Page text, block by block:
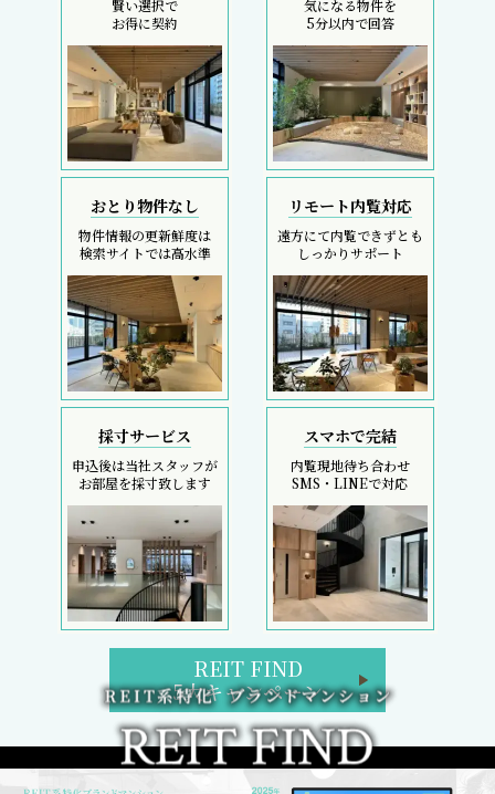
賢い選択で
お得に契約
気になる物件を
5分以内で回答
おとり物件なし
物件情報の更新鮮度は
検索サイトでは高水準
リモート内覧対応
遠方にて内覧できずとも
しっかりサポート
採寸サービス
申込後は当社スタッフが
お部屋を採寸致します
スマホで完結
内覧現地待ち合わせ
SMS・LINEで対応
REIT FIND
5大キャンペーン